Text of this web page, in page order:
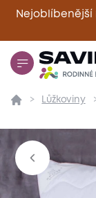
Nejoblíbenější
PřehledLůžkoviny